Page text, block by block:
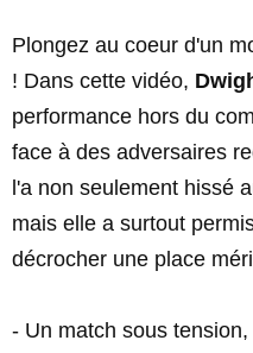
Plongez au coeur d'un
! Dans cette vidéo,
performance hors du
face à des adversaires
l'a non seulement hissé
mais elle a surtout
décrocher une place
- Un match sous